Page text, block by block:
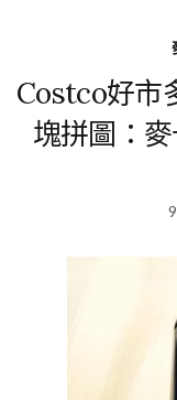
Costco好市
塊拼圖：